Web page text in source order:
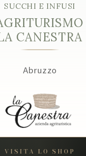
SUCCHI E INFUSI
CANESTRA
Abruzzo
VISITA LO SHOP